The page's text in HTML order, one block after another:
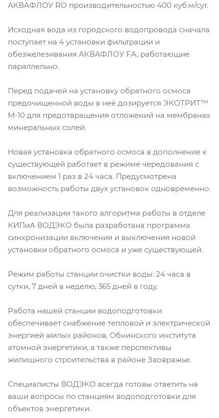
АКВАФЛОУ RO производительностью 400 куб.м/сут.
Исходная вода из городского водопровода сначала
поступает на 4 установки фильтрации и
обезжелезивания АКВАФЛОУ FA, работающие
параллельно.
Перед подачей на установку обратного осмоса
предочищенной воды в неё дозируется ЭКОТРИТ™
М-10 для предотвращения отложений на мембранах
минеральных солей.
Новая установка обратного осмоса в дополнение к
существующей работает в режиме чередования с
включением 1 раз в 24 часа. Предусмотрена
возможность работы двух установок одновременно.
Для реализации такого алгоритма работы в отделе
КИПиА ВОДЭКО была разработана программа
синхронизации включения и выключения новой
установки обратного осмоса и уже существующей.
Режим работы станции очистки воды: 24 часа в
сутки, 7 дней в неделю, 365 дней в году.
Работа нашей станции водоподготовки
обеспечивает снабжение тепловой и электрической
энергией жилых районов, Обнинского института
атомной энергетики, а также перспективы
жилищного строительства в районе Заовражье.
Специалисты ВОДЭКО всегда готовы ответить на
ваши вопросы по станциям водоподготовки для
объектов энергетики.